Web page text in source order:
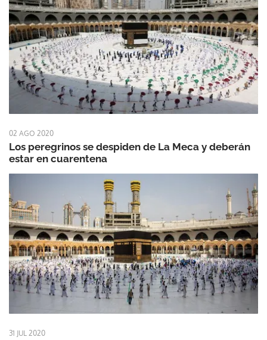
02 AGO 2020
Los peregrinos se despiden de La Meca y deberán
estar en cuarentena
31 JUL 2020